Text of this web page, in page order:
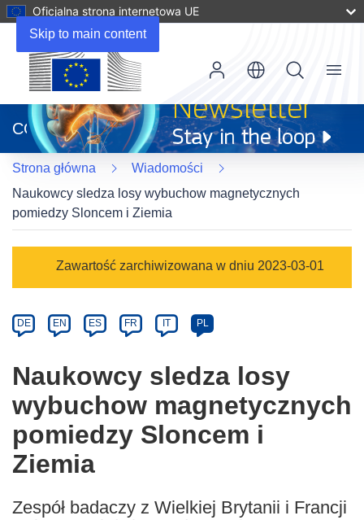
Skip to main content
Oficjalna strona internetowa UE
otworzy
się
w
nowym
oknie)
CORDIS
Menu
Strona główna
Wiadomości
Naukowcy sledza losy wybuchow magnetycznych
pomiedzy Sloncem i Ziemia
Category
Zawartość zarchiwizowana w dniu 2023-03-01
Article
available
the
following
languages:
DE EN ES FR IT PL
Naukowcy sledza losy
wybuchow magnetycznych
pomiedzy Sloncem i
Ziemia
Zespół badaczy z Wielkiej Brytanii i Francji